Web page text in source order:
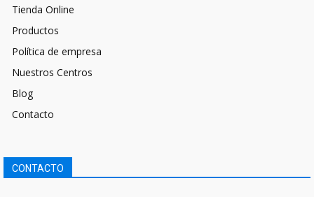
Tienda Online
Productos
Política de empresa
Nuestros Centros
Blog
Contacto
CONTACTO